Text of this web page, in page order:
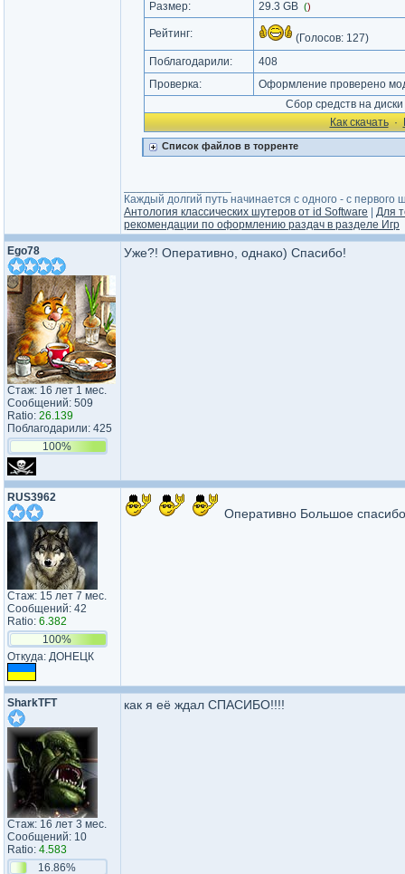
Размер:
29.3 GB ()
Рейтинг: (Голосов: 127)
Поблагодарили:
408
Проверка:
Оформление проверено
Сбор средств на
Как cкачать·
Список файлов в торренте
Каждый долгий путь начинается с одного - с первого
Антология классических шутеров от id Software
Для
рекомендации по оформлению раздач в разделе Игр
Ego78
Стаж: 16 лет 1 мес.
Сообщений: 509
Ratio: 26.139
Поблагодарили: 425
100%
Уже?! Оперативно, однако) Спасибо!
RUS3962
Стаж: 15 лет 7 мес.
Сообщений: 42
Ratio: 6.382
100%
Откуда: ДОНЕЦК
Оперативно Большое
SharkTFT
Стаж: 16 лет 3 мес.
Сообщений: 10
Ratio: 4.583
16.86%
как я её ждал СПАСИБО!!!!